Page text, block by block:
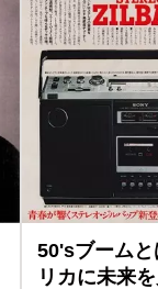
50'sブーム
リカに未来